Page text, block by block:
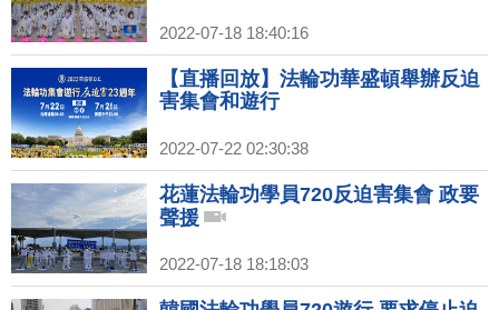
2022-07-18 18:40:16
【直播回放】法輪功華盛頓舉辦反迫
害集會和遊行
2022-07-22 02:30:38
花蓮法輪功學員720反迫害集會 政要
聲援
2022-07-18 18:18:03